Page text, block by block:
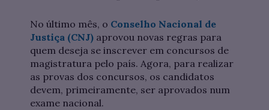
No último mês, o Conselho Nacional de
Justiça (CNJ) aprovou novas regras para
quem deseja se inscrever em concursos de
magistratura pelo país. Agora, para realizar
as provas dos concursos, os candidatos
devem, primeiramente, ser aprovados num
exame nacional.